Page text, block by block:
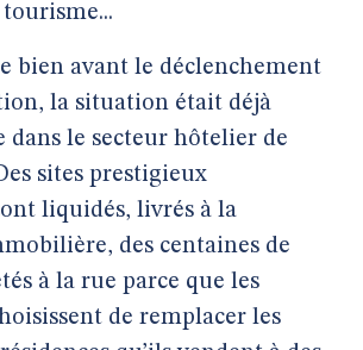
bien avant le déclenchement
la situation était déjà
dans le secteur hôtelier de
sites prestigieux
liquidés, livrés à la
des centaines de
à la rue parce que les
de remplacer les